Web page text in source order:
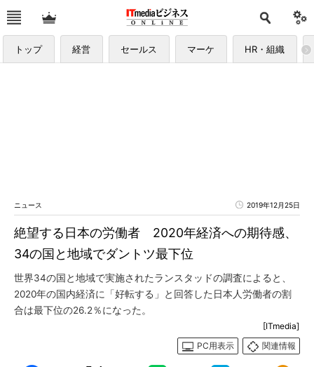
トップ 経営 セールス マーケ HR・組織
ニュース 2019年12月25日
絶望する日本の労働者 2020年経済への期待感、
34の国と地域でダントツ最下位
世界34の国と地域で実施されたランスタッドの調査によると、
2020年の国内経済に「好転する」と回答した日本人労働者の割
合は最下位の26.2％になった。
[ITmedia]
PC用表示
関連情報